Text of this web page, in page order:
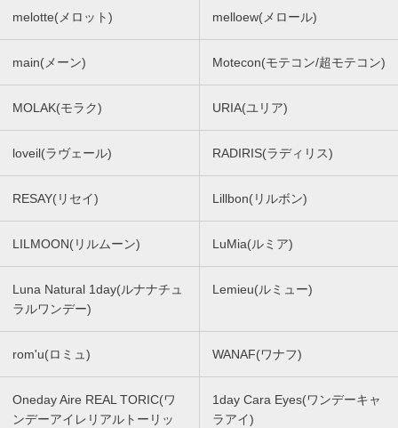
melotte(メロット) melloew(メロール)
main(メーン) Motecon(モテコン/超モテコン)
MOLAK(モラク) URIA(ユリア)
loveil(ラヴェール) RADIRIS(ラディリス)
RESAY(リセイ) Lillbon(リルボン)
LILMOON(リルムーン) LuMia(ルミア)
Luna Natural 1day(ルナナチュ
ラルワンデー)
Lemieu(ルミュー)
rom'u(ロミュ) WANAF(ワナフ)
Oneday Aire REAL TORIC(ワ
ンデーアイレリアルトーリッ
1day Cara Eyes(ワンデーキャ
ラアイ)